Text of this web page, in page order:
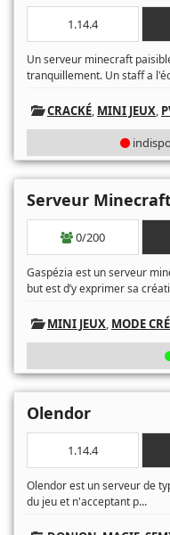
1.14.4
Un serveur minecraft
tranquillement. Un staff a
CRACKÉ, MINI JEUX,
Serveur
0/200
Gaspézia est un serveur
but est d’y exprimer sa
MINI JEUX, MODE
Olendor
1.14.4
Olendor est un serveur de
du jeu et n'acceptant p...